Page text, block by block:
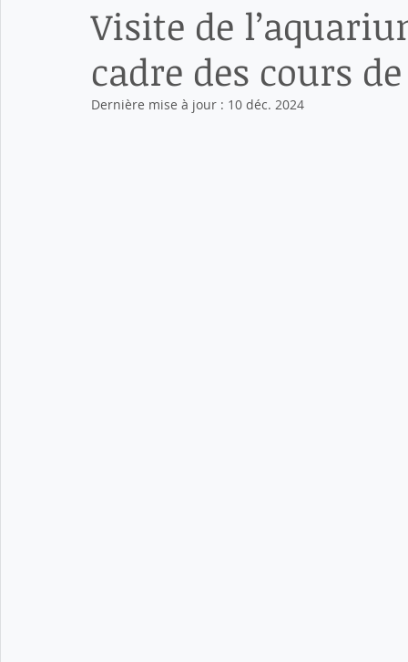
Visite de
cadre des cours de
Dernière mise à jour : 10 déc. 2024